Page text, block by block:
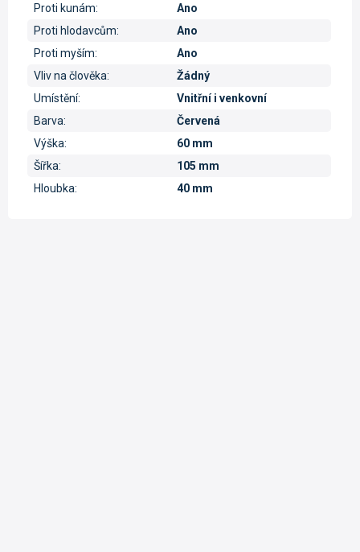
Proti kunám:
Ano
Proti hlodavcům:
Ano
Proti myším:
Ano
Vliv na člověka:
Žádný
Umístění:
Vnitřní i venkovní
Barva:
Červená
Výška:
60 mm
Šířka:
105 mm
Hloubka: 40 mm